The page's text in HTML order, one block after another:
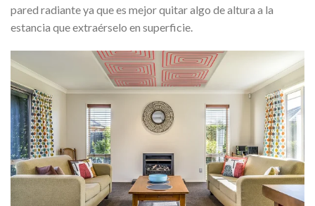
pared radiante ya que es mejor quitar algo de altura a la
estancia que extraérselo en superficie.